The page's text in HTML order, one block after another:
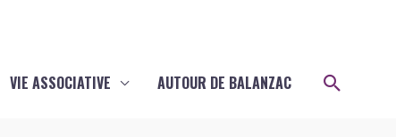
VIE ASSOCIATIVE AUTOUR DE BALANZAC